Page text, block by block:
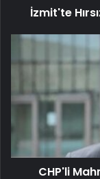
İzmit'te
CHP'li